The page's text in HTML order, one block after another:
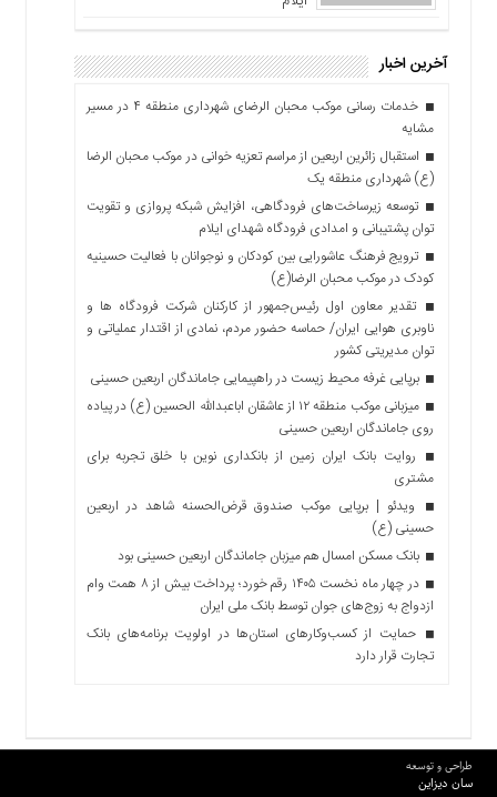
آخرین اخبار
خدمات رسانی موکب محبان الرضای شهرداری منطقه ۴ در مسیر
مشایه
استقبال زائرین اربعین از مراسم تعزیه خوانی در موکب محبان الرضا
(ع) شهرداری منطقه یک
توسعه زیرساخت‌های فرودگاهی، افزایش شبکه پروازی و تقویت
توان پشتیبانی و امدادی فرودگاه شهدای ایلام
ترویج فرهنگ عاشورایی بین کودکان و نوجوانان با فعالیت حسینیه
کودک در موکب محبان الرضا(ع)
تقدیر معاون اول رئیس‌جمهور از کارکنان شرکت فرودگاه ها و
ناوبری هوایی ایران/ حماسه حضور مردم، نمادی از اقتدار عملیاتی و
توان مدیریتی کشور
برپایی غرفه محیط زیست در راهپیمایی جاماندگان اربعین حسینی
میزبانی موکب منطقه ۱۲ از عاشقان اباعبدالله الحسین (ع) در پیاده
روی جاماندگان اربعین حسینی
روایت بانک ایران زمین از بانکداری نوین با خلق تجربه برای
مشتری
ویدئو | برپایی موکب صندوق قرض‌الحسنه شاهد در اربعین
حسینی (ع)
بانک مسکن امسال هم میزبان جاماندگان اربعین حسینی بود
در چهار ماه نخست ۱۴۰۵ رقم خورد؛ پرداخت بیش از ۸ همت وام
ازدواج به زوج‌های جوان توسط بانک ملی ایران
حمایت از کسب‌وکارهای استان‌ها در اولویت برنامه‌های بانک
تجارت قرار دارد
طراحی و توسعه
سان دیزاین